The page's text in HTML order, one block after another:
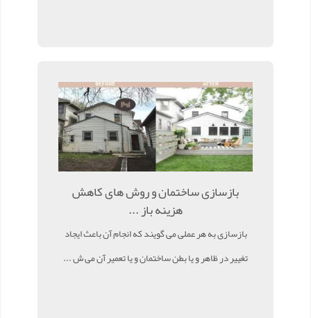
بازسازی ساختمان و روش های کاهش
هزینه باز ...
بازسازی به هر عملی می گویند که انجام آن باعث ایجاد
تغییر در ظاهر و یا بطن ساختمان و یا تعمیر آن می ش ...